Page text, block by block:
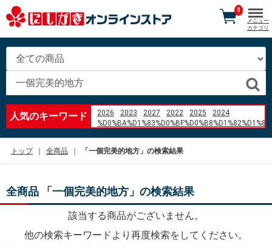
人気のキーワード 2026 2023 2027 2022 2025
2024
%D0%BA%D1%83%D0%BF%D0%B8%D1%82%D1%8C
%D1%84%D0%BE%D1%80%D0%B4
%D1%84%D1%8C%D1%8E%D0%B6%D0%BD 1.6
ぼたもち
custom silicone molds baking
%E4%B8%89%E6%9C%AC%E7%8F%88%E7%90%B2
%E7%BE%BD%E7%94%B0%E7%A9%BA%E6%B8%AF
aluminum angle 5%2F8 x 3%2F8 aluminum angle
0
メニュー
カテゴリ
トップ 全商品 「一個完美的地方」の検索結果
全商品 「一個完美的地方」の検索結果
該当する商品がございません。
他の検索キーワードより再度検索をしてください。